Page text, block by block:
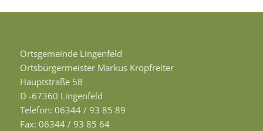
Ortsgemeinde Lingenfeld
Ortsbürgermeister Markus Kropfreiter
Hauptstraße 58
D -67360 Lingenfeld
Telefon: 06344 / 93 85 89
Fax: 06344 / 93 85 64